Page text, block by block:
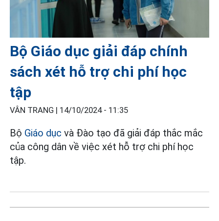
Bộ Giáo dục giải đáp chính
sách xét hỗ trợ chi phí học
tập
VÂN TRANG | 14/10/2024 - 11:35
Bộ Giáo dục và Đào tạo đã giải đáp thắc mắc
của công dân về việc xét hỗ trợ chi phí học
tập.